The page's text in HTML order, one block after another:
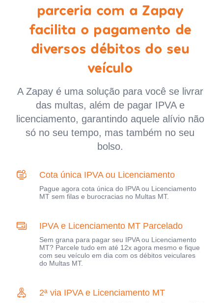
parceria com a Zapay
facilita o pagamento de
diversos débitos do seu
veículo
A Zapay é uma solução para você se livrar
das multas, além de pagar IPVA e
licenciamento, garantindo aquele alívio não
só no seu tempo, mas também no seu
bolso.
Cota única IPVA ou Licenciamento
Pague agora cota única do IPVA ou Licenciamento
MT sem filas e burocracias no Multas MT.
IPVA e Licenciamento MT Parcelado
Sem grana para pagar seu IPVA ou Licenciamento
MT? Parcele tudo em até 12x agora mesmo e fique
com seu veículo em dia com os débitos veiculares
do Multas MT.
2ª via IPVA e Licenciamento MT